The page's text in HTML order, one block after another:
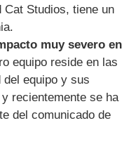
Cat Studios, tiene un
muy severo en
equipo reside en las
equipo y sus
recientemente se ha
del comunicado de